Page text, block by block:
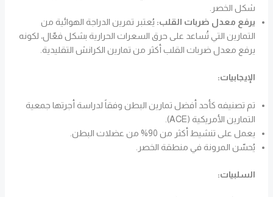
شكل الخصر.
يرفع معدل ضربات القلب: يُعتبر تمرين الدراجة الهوائية من
التمارين التي تُساعد على حرق السعرات الحرارية بشكل فعّال، لكونه
يرفع معدل ضربات القلب أكثر من تمارين الكرانش التقليدية.
الإيجابيات:
تم تصنيفه كأحد أفضل تمارين البطن وفقاً لدراسة أجرتها جمعية
التمارين الأمريكية (ACE).
يعمل على تنشيط أكثر من 90% من عضلات البطن.
يُحسّن المرونة في منطقة الخصر.
السلبيات: